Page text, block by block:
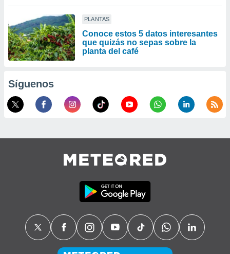
PLANTAS
Conoce estos 5 datos interesantes
que quizás no sepas sobre la
planta del café
Síguenos